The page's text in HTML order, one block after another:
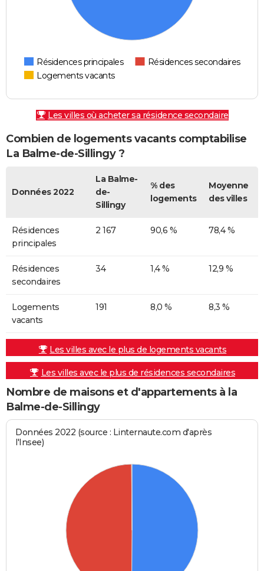
Résidences principales
Résidences secondaires
Logements vacants
Les villes où acheter sa résidence secondaire
Combien de logements vacants comptabilise
La Balme-de-Sillingy ?
Données 2022
La Balme-
de-
Sillingy
% des
logements
Moyenne
des villes
Résidences
principales
2 167 90,6 % 78,4 %
Résidences
secondaires
34 1,4 % 12,9 %
Logements
vacants
191 8,0 % 8,3 %
Les villes avec le plus de logements vacants
Les villes avec le plus de résidences secondaires
Nombre de maisons et d'appartements à la
Balme-de-Sillingy
Données 2022 (source : Linternaute.com d'après
l'Insee)